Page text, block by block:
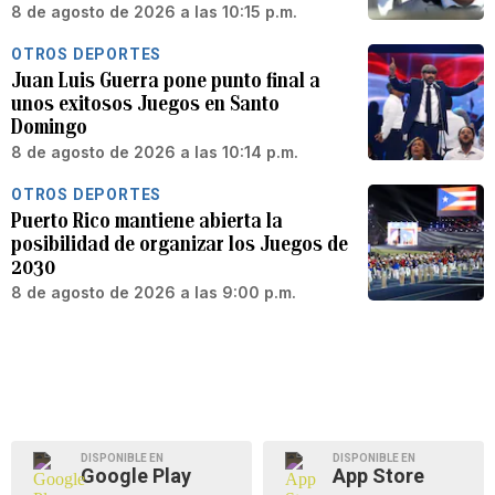
8 de agosto de 2026 a las 10:15 p.m.
OTROS DEPORTES
Juan Luis Guerra pone punto final a
unos exitosos Juegos en Santo
Domingo
8 de agosto de 2026 a las 10:14 p.m.
OTROS DEPORTES
Puerto Rico mantiene abierta la
posibilidad de organizar los Juegos de
2030
8 de agosto de 2026 a las 9:00 p.m.
DISPONIBLE EN
Google Play
DISPONIBLE EN
App Store